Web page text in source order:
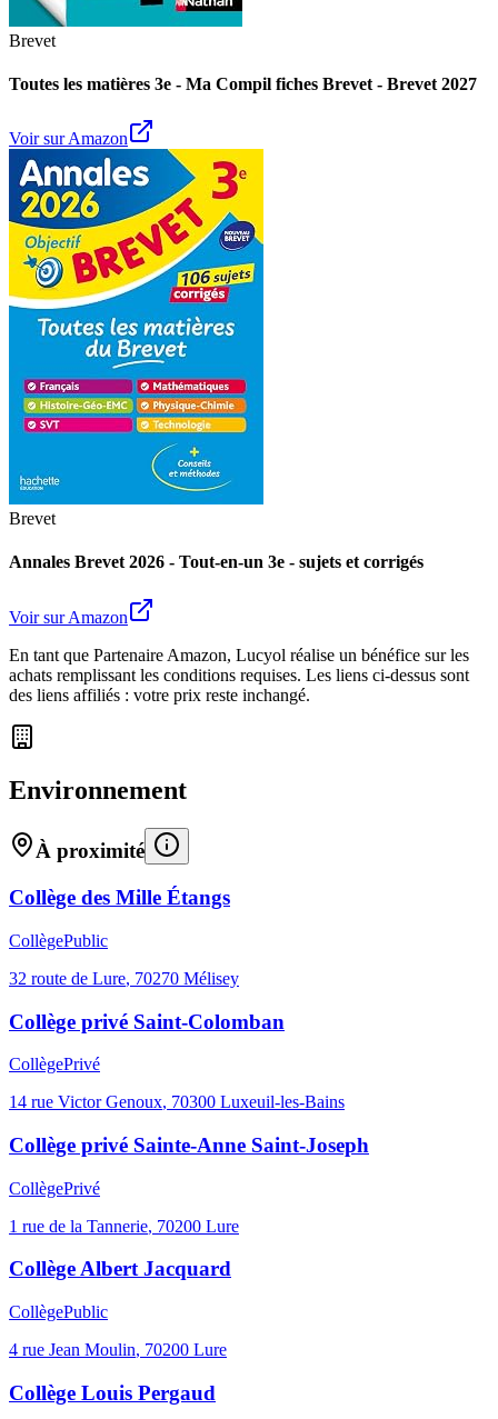
Brevet
Toutes les matières 3e - Ma Compil fiches Brevet - Brevet 2027
Voir sur Amazon
Brevet
Annales Brevet 2026 - Tout-en-un 3e - sujets et corrigés
Voir sur Amazon
En tant que Partenaire Amazon, Lucyol réalise un bénéfice sur les
achats remplissant les conditions requises. Les liens ci-dessus sont
des liens affiliés : votre prix reste inchangé.
Environnement
À proximité
Collège des Mille Étangs
CollègePublic
32 route de Lure, 70270 Mélisey
Collège privé Saint-Colomban
CollègePrivé
14 rue Victor Genoux, 70300 Luxeuil-les-Bains
Collège privé Sainte-Anne Saint-Joseph
CollègePrivé
1 rue de la Tannerie, 70200 Lure
Collège Albert Jacquard
CollègePublic
4 rue Jean Moulin, 70200 Lure
Collège Louis Pergaud